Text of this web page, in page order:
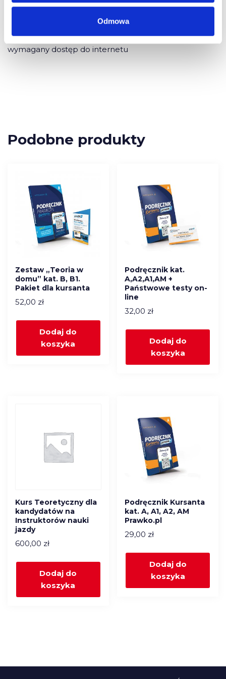
Odmowa
karta graf. SVGA (1024 x 768),
wymagana karta dźwiękowa
wymagany dostęp do internetu
Podobne produkty
Zestaw „Teoria w
domu” kat. B, B1.
Pakiet dla kursanta
52,00 zł
Dodaj do
koszyka
Podręcznik kat.
A,A2,A1,AM +
Państwowe testy on-
line
32,00 zł
Dodaj do
koszyka
Kurs Teoretyczny dla
kandydatów na
Instruktorów nauki
jazdy
600,00 zł
Dodaj do
koszyka
Podręcznik Kursanta
kat. A, A1, A2, AM
Prawko.pl
29,00 zł
Dodaj do
koszyka